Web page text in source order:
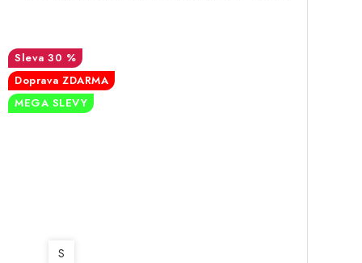
30 %
Doprava ZDARMA
MEGA SLEVY
S